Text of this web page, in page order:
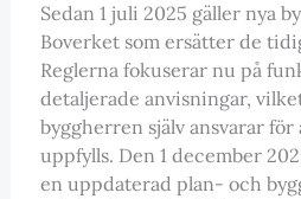
Sedan 1 juli 2025 gäller nya
Boverket som ersätter de
Reglerna fokuserar nu på
detaljerade anvisningar,
byggherren själv ansvarar
uppfylls. Den 1 december
en uppdaterad plan- och